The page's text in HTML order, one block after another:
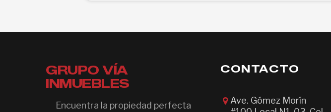
GRUPO VÍA
INMUEBLES
Encuentra la propiedad perfecta
CONTACTO
Ave. Gómez Morín